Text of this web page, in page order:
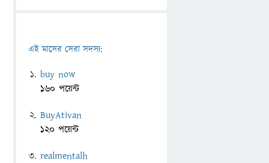
এই মাসের সেরা সদস্য:
buy now
160 পয়েন্ট
BuyAtivan
120 পয়েন্ট
realmentalh